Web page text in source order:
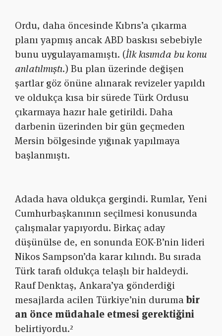
Ordu, daha öncesinde Kıbrıs’a çıkarma
planı yapmış ancak ABD baskısı sebebiyle
bunu uygulayamamıştı. (İlk kısımda bu konu
anlatılmıştı.) Bu plan üzerinde değişen
şartlar göz önüne alınarak revizeler yapıldı
ve oldukça kısa bir sürede Türk Ordusu
çıkarmaya hazır hale getirildi. Daha
darbenin üzerinden bir gün geçmeden
Mersin bölgesinde yığınak yapılmaya
başlanmıştı.
Adada hava oldukça gergindi. Rumlar, Yeni
Cumhurbaşkanının seçilmesi konusunda
çalışmalar yapıyordu. Birkaç aday
düşünülse de, en sonunda EOK-B’nin lideri
Nikos Sampson’da karar kılındı. Bu sırada
Türk tarafı oldukça telaşlı bir haldeydi.
Rauf Denktaş, Ankara’ya gönderdiği
mesajlarda acilen Türkiye’nin durumabir
an önce müdahale etmesi gerektiğini
belirtiyordu.²